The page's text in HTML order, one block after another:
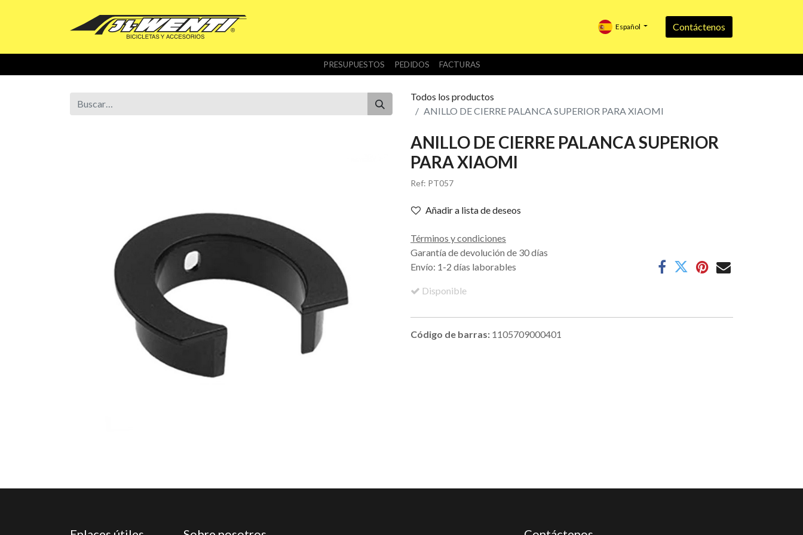
Español Contáctenos
PRESUPUESTOS PEDIDOS FACTURAS
Todos los productos
ANILLO DE CIERRE PALANCA SUPERIOR PARA XIAOMI
ANILLO DE CIERRE PALANCA SUPERIOR
PARA XIAOMI
Ref: PT057
Añadir a lista de deseos
Términos y condiciones
Garantía de devolución de 30 días
Envío: 1-2 días laborables
Disponible
Código de barras: 1105709000401